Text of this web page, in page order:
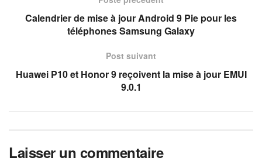
Calendrier de mise à jour Android 9 Pie pour les
téléphones Samsung Galaxy
Post suivant
Huawei P10 et Honor 9 reçoivent la mise à jour EMUI
9.0.1
Laisser un commentaire